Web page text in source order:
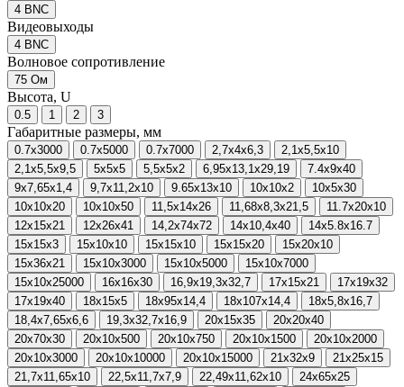
4 BNC
Видеовыходы
4 BNC
Волновое сопротивление
75 Ом
Высота, U
0.5 1 2 3
Габаритные размеры, мм
0.7x3000 0.7x5000 0.7x7000 2,7x4x6,3
2,1x5,5x10
2,1x5,5x9,5
5x5x5 5,5x5x2 6,95x13,1x29,19
7.4x9x40
9x7,65x1,4
9,7x11,2x10 9.65x13x10 10x10x2
10x5x30
10x10x20
10x10x50 11,5x14x26 11,68x8,3x21,5
11.7x20x10
12x15x21
12x26x41 14,2x74x72 14x10,4x40
14х5.8х16.7
15x15x3
15x10x10 15x15x10 15x15x20
15x20x10
15x36x21
15x10x3000 15x10x5000
15x10x7000
15x10x25000
16x16x30 16,9x19,3x32,7 17x15x21
17x19x32
17x19x40
18x15x5 18x95x14,4 18x107x14,4
18x5,8x16,7
18,4x7,65x6,6
19,3x32,7x16,9 20x15x35
20x20x40
20x70x30
20x10x500 20x10x750 20x10x1500
20x10x2000
20x10x3000
20x10x10000 20x10x15000 21x32x9
21x25x15
21,7x11,65x10
22,5x11,7x7,9 22,49x11,62x10
24x65x25